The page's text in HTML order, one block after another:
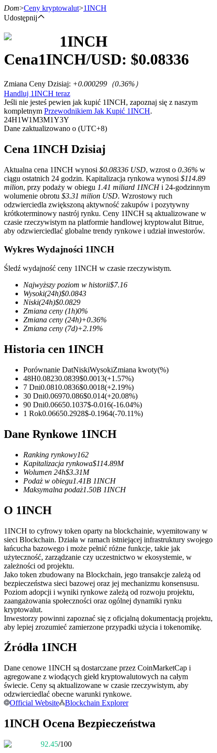
Kontrakty terminowe
Kontrakty terminowe na USDT
TradFi
Instrumenty pochodne na akcje, forex, metale szlachetne i
Kontrakty terminowe na USDC
Kontrakty futures wykorzystujące USDC jako zabezpieczenie
Kopiowanie Transakcji
Dołącz do najlepszych traderów
Zostań traderem kopiującym
Ciesz się podziałem zysków i prowizjami z kopiowania
transakcji
Dom>Ceny kryptowalut>1INCH
Udostępnij
1INCH
Cena1INCH/USD: $0.08336
Zmiana Ceny Dzisiaj: +0.000299 （0.36%）
Handluj 1INCH teraz
Jeśli nie jesteś pewien jak kupić 1INCH, zapoznaj się z naszym
kompletnym Przewodnikiem Jak Kupić 1INCH.
24H1W1M3M1Y3Y
Dane zaktualizowano o (UTC+8)
Cena 1INCH Dzisiaj
Aktualna cena 1INCH wynosi $0.08336 USD, wzrost o 0.36% w
ciągu ostatnich 24 godzin. Kapitalizacja rynkowa wynosi $114.89
milion, przy podaży w obiegu 1.41 miliard 1INCHi 24-godzinnym
wolumenie obrotu $3.31 milion USD. Wzrostowy ruch
odzwierciedla zwiększoną aktywność zakupów i pozytywny
krótkoterminowy nastrój rynku. Ceny 1INCH są aktualizowane w
czasie rzeczywistym na platformie handlowej kryptowalut Bitrue,
aby odzwierciedlać globalne trendy rynkowe i udział inwestorów.
Wykres Wydajności 1INCH
Śledź wydajność ceny 1INCH w czasie rzeczywistym.
Najwyższy poziom w historii$7.16
Wysoki(24h)$0.0843
Niski(24h)$0.0829
Zmiana ceny (1h)0%
Zmiana ceny (24h)+0.36%
Zmiana ceny (7d)+2.19%
Historia cen 1INCH
Porównanie DatNiskiWysokiZmiana kwoty(%)
48H0.08230.0839$0.0013(+1.57%)
7 Dni0.0810.0836$0.0018(+2.19%)
30 Dni0.06970.086$0.014(+20.08%)
90 Dni0.06650.1037$-0.016(-16.04%)
1 Rok0.06650.2928$-0.1964(-70.11%)
Dane Rynkowe 1INCH
Ranking rynkowy162
Kapitalizacja rynkowa$114.89M
Wolumen 24h$3.31M
Podaż w obiegu1.41B 1INCH
Maksymalna podaż1.50B 1INCH
O 1INCH
1INCH to cyfrowy token oparty na blockchainie, wyemitowany w
sieci Blockchain. Działa w ramach istniejącej infrastruktury swojego
łańcucha bazowego i może pełnić różne funkcje, takie jak
użyteczność, zarządzanie czy uczestnictwo w ekosystemie, w
zależności od projektu.
Jako token zbudowany na Blockchain, jego transakcje zależą od
bezpieczeństwa sieci bazowej oraz jej mechanizmu konsensusu.
Poziom adopcji i wyniki rynkowe zależą od rozwoju projektu,
zaangażowania społeczności oraz ogólnej dynamiki rynku
kryptowalut.
Inwestorzy powinni zapoznać się z oficjalną dokumentacją projektu,
aby lepiej zrozumieć zamierzone przypadki użycia i tokenomikę.
Źródła 1INCH
Dane cenowe 1INCH są dostarczane przez CoinMarketCap i
agregowane z wiodących giełd kryptowalutowych na całym
świecie. Ceny są aktualizowane w czasie rzeczywistym, aby
odzwierciedlać obecne warunki rynkowe.
Official Website
Blockchain Explorer
1INCH Ocena Bezpieczeństwa
92.45/100